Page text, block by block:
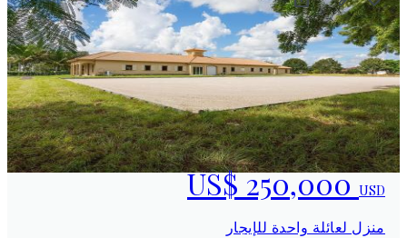
US$ 250,000USD
منزل لعائلة واحدة للإيجار